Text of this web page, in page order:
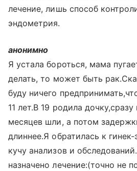
лечение, лишь способ
эндометрия.
анонимно
Я устала бороться, мама
делать, то может быть
буду ничего
11 лет.В 19 родила
месяцев шли, а потом
длиннее.Я обратилась к
кучу анализов и
назначено лечение:(точно не